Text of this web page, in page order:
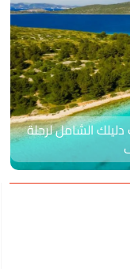
الشامل لرحلة